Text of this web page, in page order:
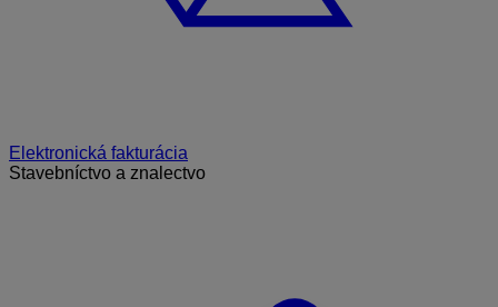
Elektronická fakturácia
Stavebníctvo a znalectvo